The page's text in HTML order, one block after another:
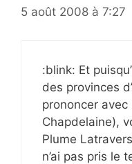
5 août 2008 à 7:27
:blink: Et
des provinces
prononcer avec
Chapdelaine),
Plume
n’ai pas pris le